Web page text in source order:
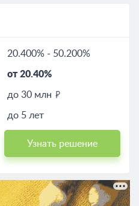
20.400% - 50.200%
от 20.40%
до 30 млн
до 5 лет
Узнать решение